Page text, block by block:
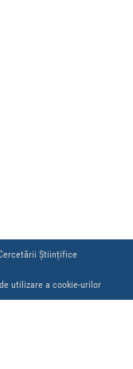
Științifice
utilizare a cookie-urilor